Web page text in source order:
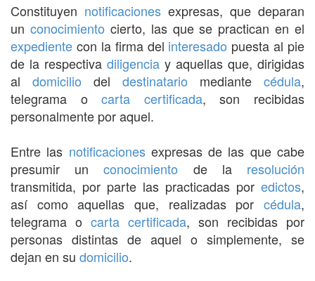
Constituyen notificaciones expresas, que deparan
un conocimiento cierto, las que se practican en el
expediente con la firma del interesado puesta al pie
de la respectiva diligencia y aquellas que, dirigidas
al domicilio del destinatario mediante cédula,
telegrama ocarta certificada, son recibidas
personalmente por aquel.
Entre las notificacionesexpresas de las que cabe
presumir unconocimiento de la resolución
transmitida, por parte las practicadas por edictos,
así como aquellas que, realizadas por cédula,
telegrama o carta certificada, son recibidas por
personas distintas de aquel o simplemente, se
dejan en su domicilio.